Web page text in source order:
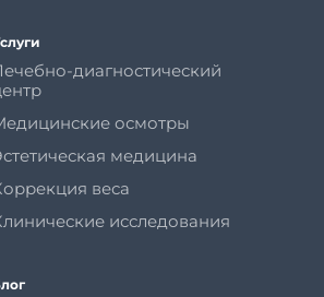
диагностический
осмотры
медицина
веса
исследования